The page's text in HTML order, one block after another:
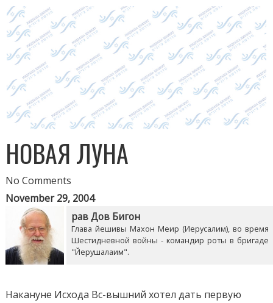
НОВАЯ ЛУНА
No Comments
November 29, 2004
рав Дов Бигон
Глава йешивы Махон Меир (Иерусалим), во время
Шестидневной войны - командир роты в бригаде
"Йерушалаим".
Накануне Исхода Вс-вышний хотел дать первую